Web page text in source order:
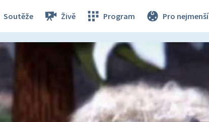
Soutěže Živě Program Pro nejmenší